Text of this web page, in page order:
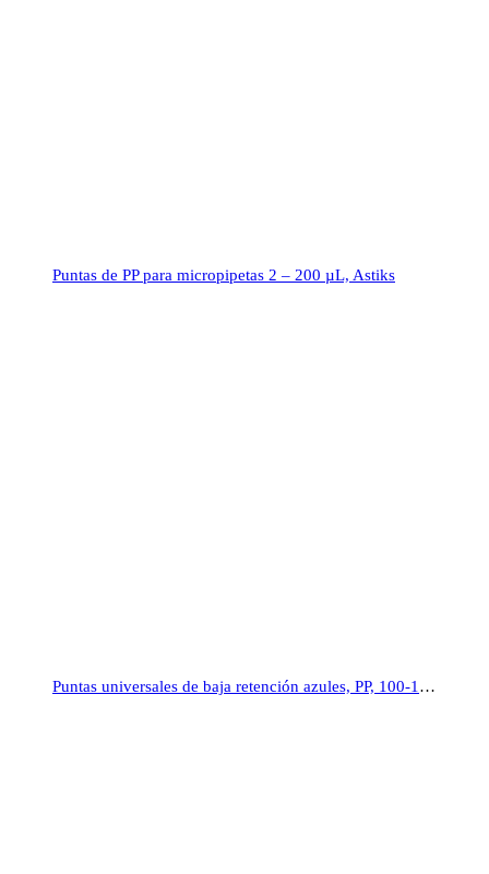
Puntas de PP para micropipetas 2 – 200 µL, Astiks
Puntas universales de baja retención azules, PP, 100-1200 μl, Ratiolab®